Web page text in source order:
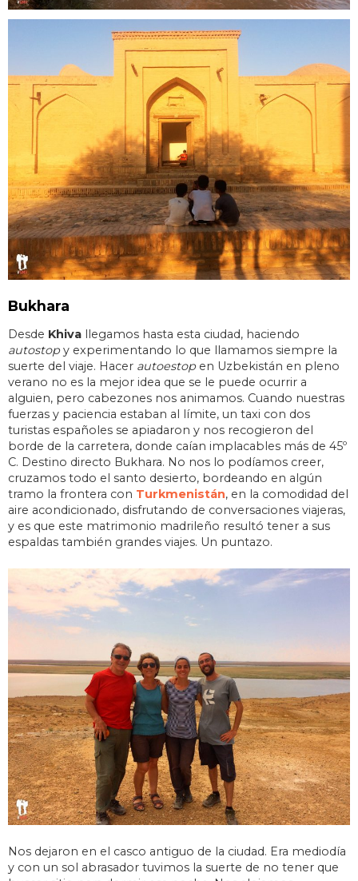
Bukhara
Desde Khiva llegamos hasta esta ciudad, haciendo
autostopy experimentando lo que llamamos siempre la
suerte del viaje. Hacer autoestopen Uzbekistán en pleno
verano no es la mejor idea que se le puede ocurrir a
alguien, pero cabezones nos animamos. Cuando nuestras
fuerzas y paciencia estaban al límite, un taxi con dos
turistas españoles se apiadaron y nos recogieron del
borde de la carretera, donde caían implacables más de 45º
C. Destino directo Bukhara. No nos lo podíamos creer,
cruzamos todo el santo desierto, bordeando en algún
tramo la frontera con Turkmenistán, en la comodidad del
aire acondicionado, disfrutando de conversaciones viajeras,
y es que este matrimonio madrileño resultó tener a sus
espaldas también grandes viajes. Un puntazo.
Nos dejaron en el casco antiguo de la ciudad. Era mediodía
y con un sol abrasador tuvimos la suerte de no tener que